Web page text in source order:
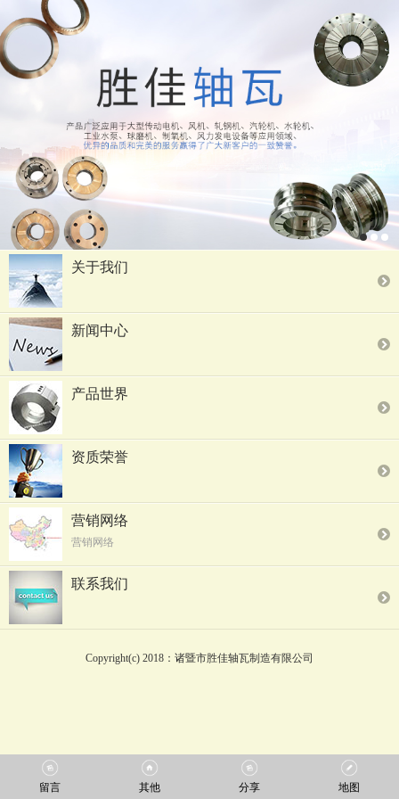
关于我们
新闻中心
产品世界
资质荣誉
营销网络
营销网络
联系我们
Copyright(c) 2018：诸暨市胜佳轴瓦制造有限公司
留言 其他 分享 地图